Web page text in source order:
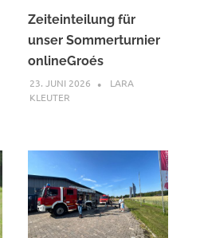
Zeiteinteilung für
unser Sommerturnier
onlineGroés
23. JUNI 2026
LARA
KLEUTER